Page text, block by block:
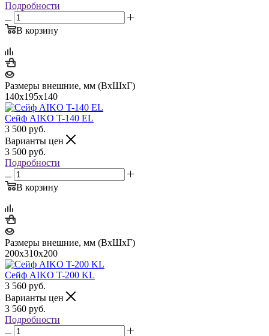
Подробности
В корзину
Размеры внешние, мм (ВхШхГ)
140x195x140
Сейф AIKO T-140 EL
3 500 руб.
Варианты цен
3 500 руб.
Подробности
В корзину
Размеры внешние, мм (ВхШхГ)
200x310x200
Сейф AIKO T-200 KL
3 560 руб.
Варианты цен
3 560 руб.
Подробности